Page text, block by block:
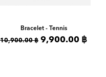
Bracelet - Tennis
10,900.00 ฿ 9,900.00 ฿